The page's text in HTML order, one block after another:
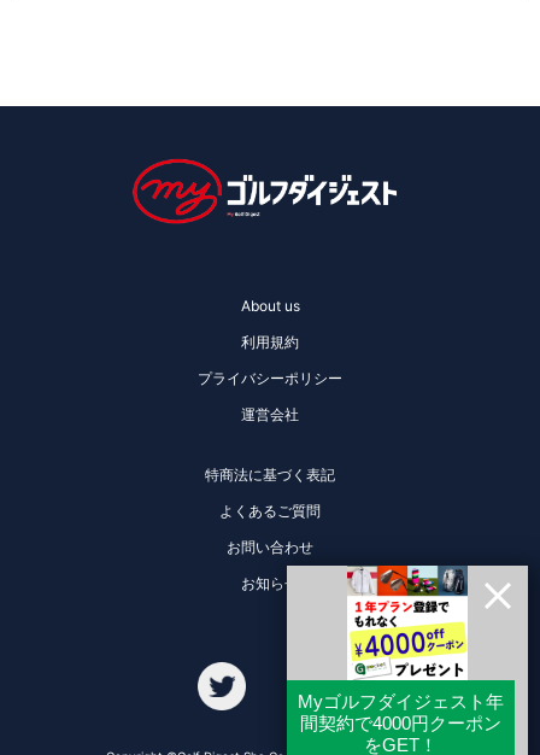
About us
利用規約
プライバシーポリシー
運営会社
特商法に基づく表記
よくあるご質問
お問い合わせ
お知らせ